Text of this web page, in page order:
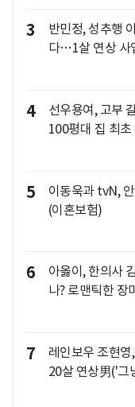
3
반민정, 성추행
다…1살 연상 사
4
선우용여, 고부
100평대 집 최
5
이동욱과 tvN,
(이혼보험)
6
아옳이, 한의사
나? 로맨틱한 장
7
레인보우 조현
20살 연상男('그